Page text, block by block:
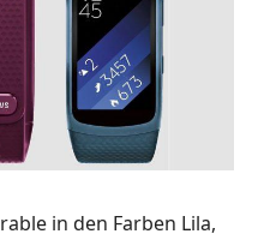
in den Farben Lila,